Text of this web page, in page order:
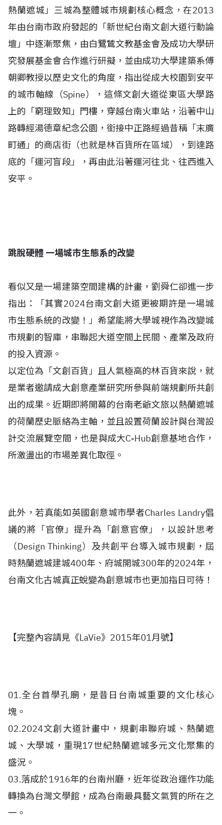
熱蘭遮城」三城為整體城市規劃核心概念，在2013
年由台南市政府發起的「新世紀台南文創大道行動論
壇」中逐漸聚焦，由白鷺鷥文教基金會及成功大學研
究發展基金會合作進行研擬，並由成功大學建築系傅
朝卿教授以歷史文化的角度，指出從成大校園到安平
的城市軸線（Spine），這條文創大道從東區大學路
上的「窮理致知」門樓，穿越台南火車站，沿著中山
路轉經湯德章紀念公園，銜接中正路經過昔稱「末廣
町通」的商店街（也就是林百貨所在區域），到達路
底的「運河盲段」，再由此沿著運河往北、往西進入
安平。
跳脫硬體 一場城市生態系的改變
看似又是一場建築空間建構的計畫，劉舜仁卻進一步
指出：「其實2024台南文創大道更被期許是一場城
市生態系統的改變！」希望能將大學城視作為改變城
市規劃的智庫，串聯起大道空間上民間、產業及政府
的投入資源。
以定位為「文創百貨」且人氣極高的林百貨來說，就
是業者邀請成大創意產業研究所參與前端規劃所共創
出的成果。近期即將開幕的台南老爺文旅以熱蘭遮城
的荷蘭歷史脈絡為主軸，並且設置荷蘭設計與台灣設
計交流展覽空間，也是與成大C-Hub創意基地合作，
所激盪出的市場差異化取徑。
此外，若真能如英國創意城市學者Charles Landry倡
議的將「官僚」提升為「創意官僚」，以設計思考
（Design Thinking）及共創平台導入城市規劃，屆
時熱蘭遮城建城400年、府城開城300年的2024年，
台南文化古城真正蛻變為創意城市也更加指日可待！
【完整內容請見《LaVie》2015年01月號】
01.全台首學孔廟，是昔日台南城重要的文化核心
塊。
02.2024文創大道計畫中，規劃串聯府城、熱蘭遮
城、大學城，重現17世紀熱蘭遮城多元文化聚集的
盛況。
03.落成於1916年的台南州廳，近年從政治運作功能
轉換為台灣文學館，成為台南最具藝文氣質的所在之
一。